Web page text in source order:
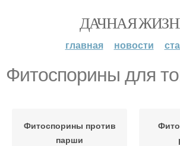
ДАЧНАЯ
главная новости
Фитоспорины для
Фитоспорины против
парши